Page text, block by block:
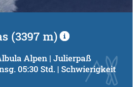
(3397 m)
Alpen | Julierpaß
05:30 Std. | Schwierigkeit